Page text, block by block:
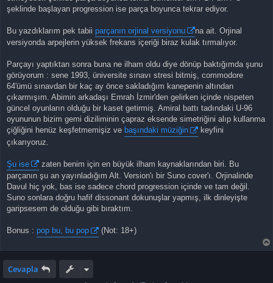
şeklinde başlayan progression ise parça boyunca tekrar ediyor.
Bu yazdıklarım pek tabii parçanın orjinal versiyonu
na ait. Orjinal
versiyonda arpejlerin yüksek frekans içeriği biraz kulak tırmalıyor.
Parçayı yaptıktan sonra buna ne ilham oldu diye dönüp baktığımda şunu
görüyorum : sene 1993, üniversite sınavı stresi bitmiş, commodore
64'ümü sınavdan bir kaç ay önce sakladığım kanepenin altından
çıkarmışım. Abimin arkadaşı Emrah İzmir'den gelirken içinde nispeten
güncel oyunların olduğu bir kaset getirmiş. Amiral battı tadındaki U-96
oyununun bizim gemi diziliminin çapraz eksende simetriğini alıp kullanma
çiğliğini henüz keşfetmemişiz ve başındaki müziğin
keyfini
çıkarıyoruz.
Şu ise
zaten benim için en büyük ilham kaynaklarından biri. Bu
parçanın şu an yayınladığım Alt. Version'ı bir Suno cover'ı. Orjinalinde
Davul hiç yok, bas ise sadece chord progression içinde ve tam değil.
Suno sonlara doğru hafif dissonant dokunuşlar yapmış, ilk dinleyişte
garipsesem de olduğu gibi bıraktım.
Bonus : pop bu, bu pop (Not: 18+)
Cevapla